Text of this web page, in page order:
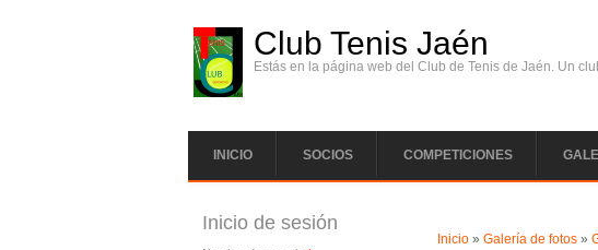
Club Tenis Jaén
Estás en la página web del Club de Tenis de Jaén. Un
INICIO SOCIOS COMPETICIONES
Inicio »Galería de fotos »
Inicio de sesión